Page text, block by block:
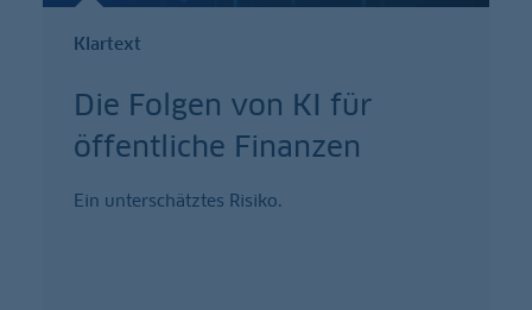
Klartext
Die Folgen von KI für
öffentliche Finanzen
Ein unterschätztes Risiko.